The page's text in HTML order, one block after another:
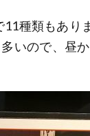
種類もあり
いので、昼